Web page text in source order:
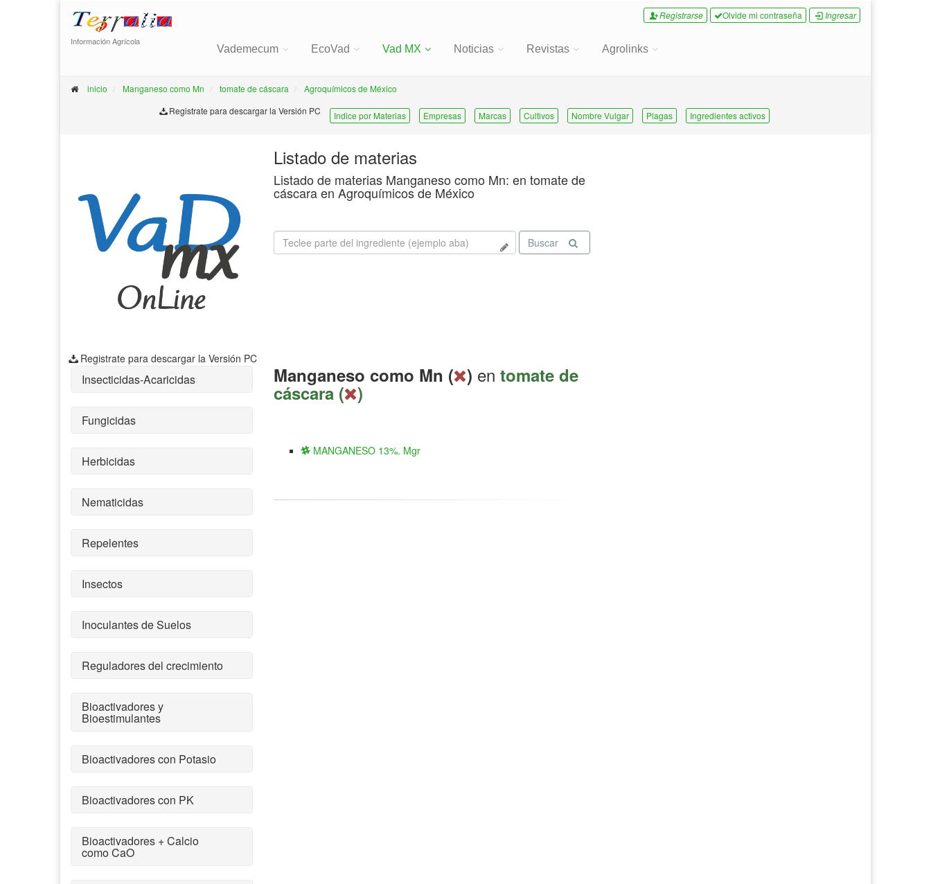
Información Agrícola
Registrarse Olvide mi contraseña Ingresar
Vademecum EcoVad Vad MX Noticias Revistas Agrolinks
inicio Manganeso como Mn tomate de cáscara
Agroquímicos de México
Registrate para descargar la Versión PC
Indice por Materias Empresas Marcas Cultivos Nombre Vulgar Plagas Ingredientes activos
Registrate para descargar la Versión PC
Listado de materias
Listado de materias Manganeso como Mn: en tomate de
cáscara en Agroquímicos de México
Buscar
Insecticidas-Acaricidas
Fungicidas
Herbicidas
Nematicidas
Repelentes
Insectos
Inoculantes de Suelos
Reguladores del crecimiento
Bioactivadores y
Bioestimulantes
Bioactivadores con Potasio
Bioactivadores con PK
Bioactivadores + Calcio
como CaO
Manganeso como Mn ( ) en tomate de
cáscara ( )
MANGANESO 13%. Mgr